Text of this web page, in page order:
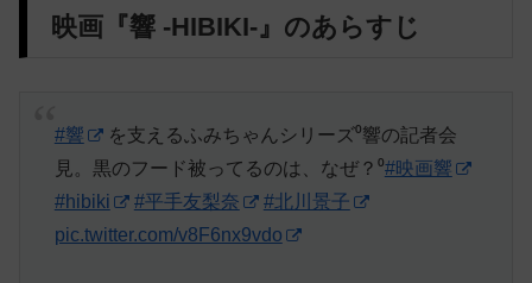
映画『響 -HIBIKI-』のあらすじ
#響
を支えるふみちゃんシリーズ⁰響の記者会
見。黒のフード被ってるのは、なぜ？⁰#映画響
#hibiki
#平手友梨奈
#北川景子
pic.twitter.com/v8F6nx9vdo